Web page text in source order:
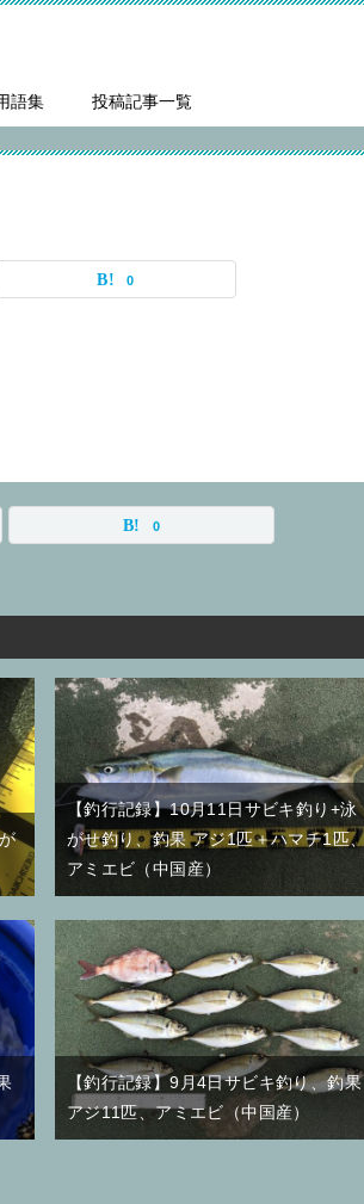
語集 投稿記事一覧
0
0
【釣行記録】10月11日サビキ釣り+泳
がせ釣り、釣果 アジ1匹＋ハマチ1匹、
アミエビ（中国産）
【釣行記録】9月4日サビキ釣り、釣果
アジ11匹、アミエビ（中国産）